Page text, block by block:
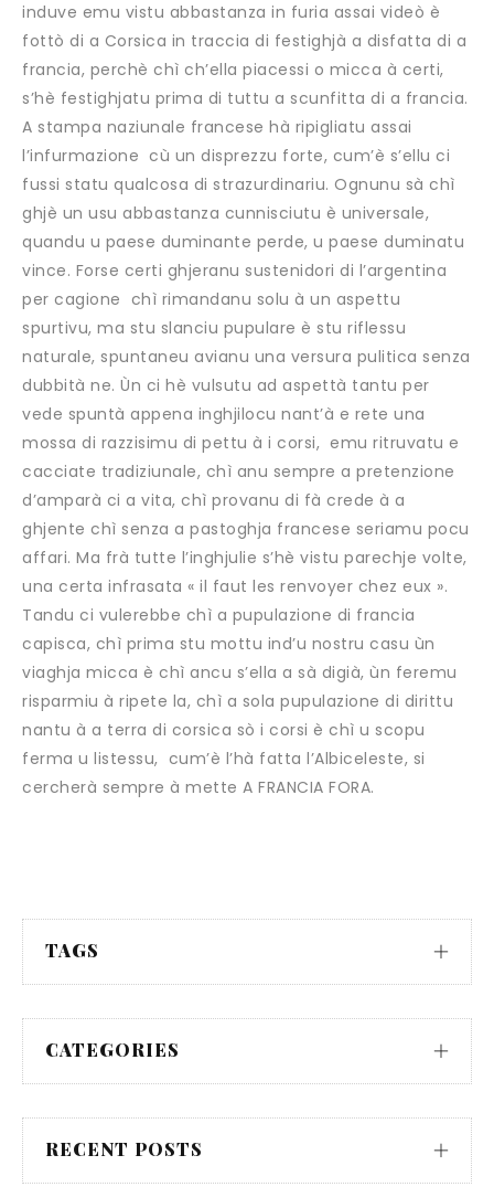
induve emu vistu abbastanza in furia assai videò è
fottò di a Corsica in traccia di festighjà a disfatta di a
francia, perchè chì ch’ella piacessi o micca à certi,
s’hè festighjatu prima di tuttu a scunfitta di a francia.
A stampa naziunale francese hà ripigliatu assai
l’infurmazione cù un disprezzu forte, cum’è s’ellu ci
fussi statu qualcosa di strazurdinariu. Ognunu sà chì
ghjè un usu abbastanza cunnisciutu è universale,
quandu u paese duminante perde, u paese duminatu
vince. Forse certi ghjeranu sustenidori di l’argentina
per cagione chì rimandanu solu à un aspettu
spurtivu, ma stu slanciu pupulare è stu riflessu
naturale, spuntaneu avianu una versura pulitica senza
dubbità ne. Ùn ci hè vulsutu ad aspettà tantu per
vede spuntà appena inghjilocu nant’à e rete una
mossa di razzisimu di pettu à i corsi, emu ritruvatu e
cacciate tradiziunale, chì anu sempre a pretenzione
d’amparà ci a vita, chì provanu di fà crede à a
ghjente chì senza a pastoghja francese seriamu pocu
affari. Ma frà tutte l’inghjulie s’hè vistu parechje volte,
una certa infrasata « il faut les renvoyer chez eux ».
Tandu ci vulerebbe chì a pupulazione di francia
capisca, chì prima stu mottu ind’u nostru casu ùn
viaghja micca è chì ancu s’ella a sà digià, ùn feremu
risparmiu à ripete la, chì a sola pupulazione di dirittu
nantu à a terra di corsica sò i corsi è chì u scopu
ferma u listessu, cum’è l’hà fatta l’Albiceleste, si
cercherà sempre à mette A FRANCIA FORA.
TAGS
CATEGORIES
RECENT POSTS